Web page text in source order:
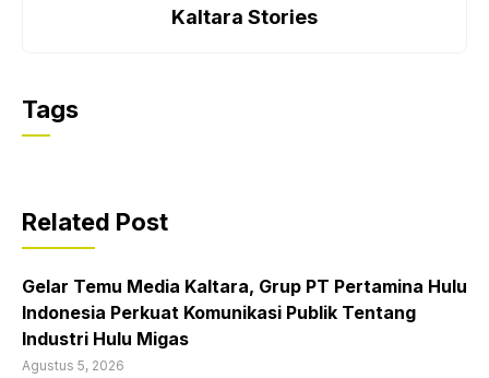
Kaltara Stories
Tags
Related Post
Gelar Temu Media Kaltara, Grup PT Pertamina Hulu
Indonesia Perkuat Komunikasi Publik Tentang
Industri Hulu Migas
Agustus 5, 2026